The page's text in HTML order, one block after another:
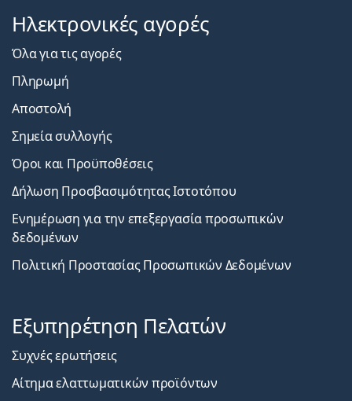
Ηλεκτρονικές αγορές
Όλα για τις αγορές
Πληρωμή
Αποστολή
Σημεία συλλογής
Όροι και Προϋποθέσεις
Δήλωση Προσβασιμότητας Ιστοτόπου
Ενημέρωση για την επεξεργασία προσωπικών
δεδομένων
Πολιτική Προστασίας Προσωπικών Δεδομένων
Εξυπηρέτηση Πελατών
Συχνές ερωτήσεις
Αίτημα ελαττωματικών προϊόντων